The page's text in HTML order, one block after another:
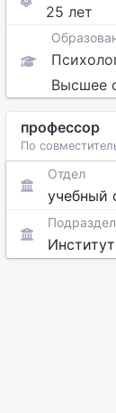
25 лет
Высшее
профессор
По
Отдел
учебный